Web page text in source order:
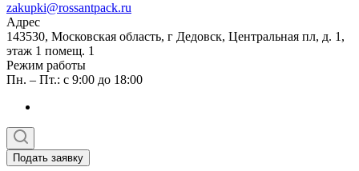
zakupki@rossantpack.ru
Адрес
143530, Московская область, г Дедовск, Центральная пл, д. 1,
этаж 1 помещ. 1
Режим работы
Пн. – Пт.: с 9:00 до 18:00
Подать заявку